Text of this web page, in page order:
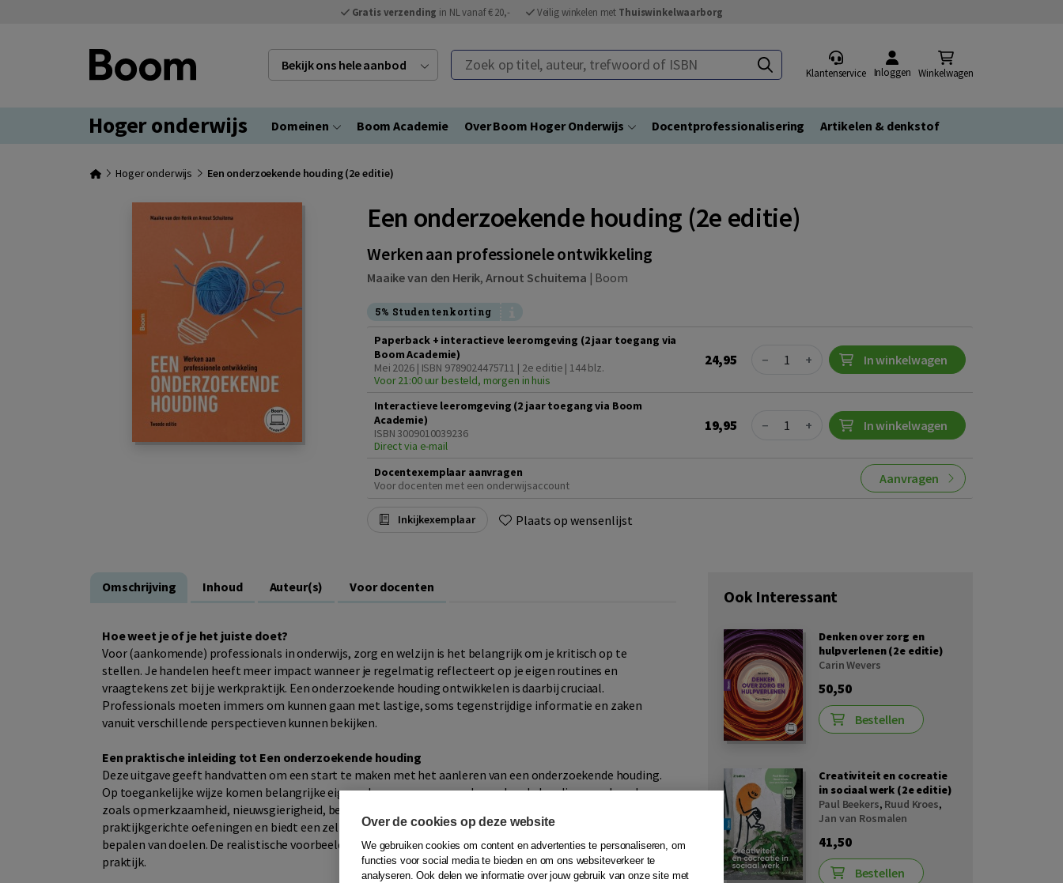
Gratis verzending in NL vanaf € 20,- Veilig winkelen met Thuiswinkelwaarborg
Bekijk ons hele aanbod Zoek op titel, auteur, trefwoord of ISBN
Klantenservice Inloggen Winkelwagen
Hoger onderwijs Domeinen Boom Academie Over Boom Hoger Onderwijs Docentprofessionalisering Artikelen & denkstof
Hoger onderwijs Een onderzoekende houding (2e editie)
Een onderzoekende houding (2e editie)
Werken aan professionele ontwikkeling
Maaike van den Herik,Arnout Schuitema | Boom
5% Studentenkorting
Paperback + interactieve leeromgeving (2 jaar toegang via
Boom Academie)
Mei 2026 | ISBN 9789024475711 | 2e editie | 144 blz.
Voor 21:00 uur besteld, morgen in huis
24,95 Quantity
− + In winkelwagen
Interactieve leeromgeving (2 jaar toegang via Boom
Academie)
ISBN 3009010039236
Direct via e-mail
19,95 Quantity
− + In winkelwagen
Docentexemplaar aanvragen
Voor docenten met een onderwijsaccount
Aanvragen
Inkijkexemplaar Plaats op wensenlijst
Omschrijving Inhoud Auteur(s) Voor docenten
Hoe weet je of je het juiste doet?
Voor (aankomende) professionals in onderwijs, zorg en welzijn is het belangrijk om je kritisch op te
stellen. Je handelen heeft meer impact wanneer je regelmatig reflecteert op je eigen routines en
vraagtekens zet bij je werkpraktijk. Een onderzoekende houding ontwikkelen is daarbij cruciaal.
Professionals moeten immers om kunnen gaan met lastige, soms tegenstrijdige informatie en zaken
vanuit verschillende perspectieven kunnen bekijken.
Een praktische inleiding tot Een onderzoekende houding
Deze uitgave geeft handvatten om een start te maken met het aanleren van een onderzoekende houding.
Op toegankelijke wijze komen belangrijke eigenschappen van een onderzoekende houding aan de orde,
zoals opmerkzaamheid, nieuwsgierigheid, bedachtzaamheid en kritisch zijn. Het boek bevat
praktijkgerichte oefeningen en biedt een zelfscan voor het volgen van de eigen ontwikkeling en het
bepalen van doelen. De realistische voorbeelden zorgen voor een goede verbinding met de dagelijkse
praktijk.
Ook Interessant
Denken over zorg en
hulpverlenen (2e editie)
Carin Wevers
50,50
Bestellen
Creativiteit en cocreatie
in sociaal werk (2e editie)
Paul Beekers, Ruud Kroes,
Jan van Rosmalen
41,50
Bestellen
Over de cookies op deze website
We gebruiken cookies om content en advertenties te personaliseren, om
functies voor social media te bieden en om ons websiteverkeer te
analyseren. Ook delen we informatie over jouw gebruik van onze site met